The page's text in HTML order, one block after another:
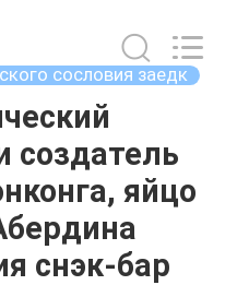
сословия заедк
создатель
яйцо
снэк-бар